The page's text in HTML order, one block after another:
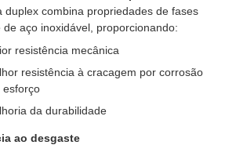
duplex combina propriedades de fases
de aço inoxidável, proporcionando:
resistência mecânica
resistência à cracagem por corrosão
esforço
da durabilidade
ao desgaste